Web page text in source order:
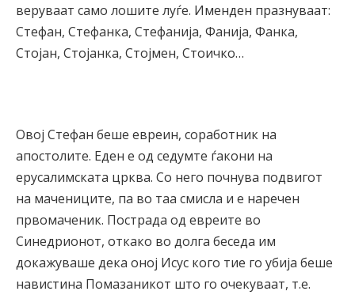
веруваат само лошите луѓе. Именден празнуваат:
Стефан, Стефанка, Стефанија, Фанија, Фанка,
Стојан, Стојанка, Стојмен, Стоичко…
Овој Стефан беше евреин, соработник на
апостолите. Еден е од седумте ѓакони на
ерусалимската црква. Со него почнува подвигот
на мачениците, па во таа смисла и е наречен
првомаченик. Пострада од евреите во
Синедрионот, откако во долга беседа им
докажуваше дека оној Исус кого тие го убија беше
навистина Помазаникот што го очекуваат, т.е.